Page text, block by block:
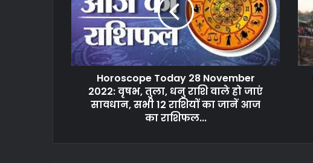
Horoscope Today 28 November
2022: वृषभ, तुला, धनु राशि वाले हो जाएं
सावधान, सभी 12 राशियों का जानें आज
का राशिफल...